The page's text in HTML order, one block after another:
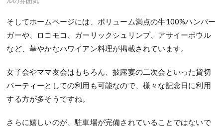
そしてホームページには、ボリューム満点の牛100%ハンバー
ガーや、ロコモコ、ガーリックシュリンプ、アサイーボウル
など、華やかなハワイアン料理が掲載されています。
女子会やママ友会はもちろん、披露宴の二次会といった貸切
パーティーとしての利用も可能なので、様々な記念日に利用
する方が多そうですね。
さらに嬉しいのが、駐車場が完備されていることではないで